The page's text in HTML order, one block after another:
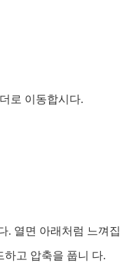
로 이동합시다.
. 열면 아래처럼 느껴집
하고 압축을 풉니 다.